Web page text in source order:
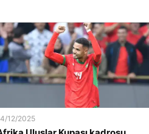
12/2025